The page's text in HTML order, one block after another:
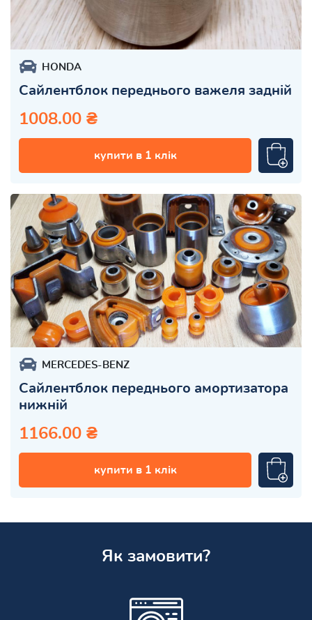
HONDA
Сайлентблок переднього важеля задній
1008.00 ₴
купити в 1 клік
MERCEDES-BENZ
Сайлентблок переднього амортизатора
нижній
1166.00 ₴
купити в 1 клік
Як замовити?